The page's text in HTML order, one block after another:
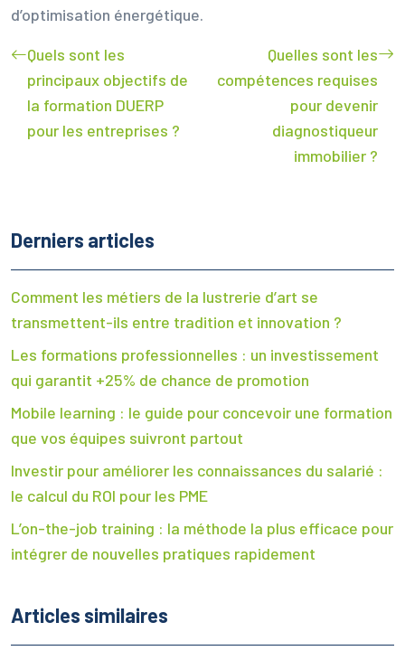
d’optimisation énergétique.
Quels sont les
principaux objectifs de
la formation DUERP
pour les entreprises ?
Quelles sont les
compétences requises
pour devenir
diagnostiqueur
immobilier ?
Derniers articles
Comment les métiers de la lustrerie d’art se
transmettent-ils entre tradition et innovation ?
Les formations professionnelles : un investissement
qui garantit +25% de chance de promotion
Mobile learning : le guide pour concevoir une formation
que vos équipes suivront partout
Investir pour améliorer les connaissances du salarié :
le calcul du ROI pour les PME
L’on-the-job training : la méthode la plus efficace pour
intégrer de nouvelles pratiques rapidement
Articles similaires